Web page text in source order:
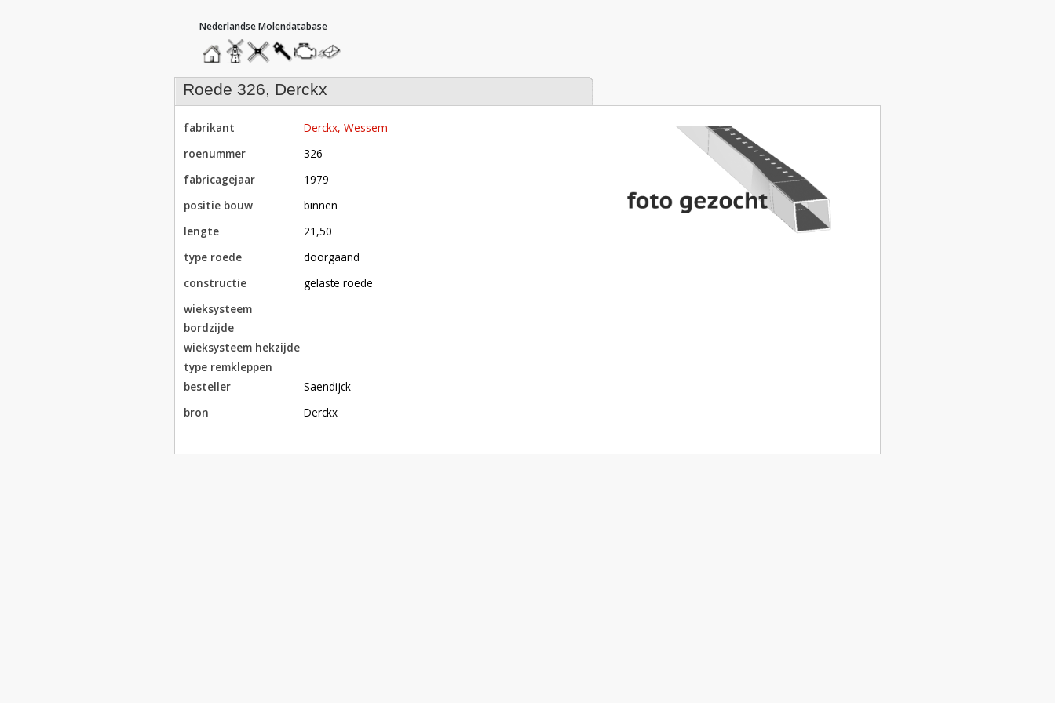
hoofdmenu
homemolendatabase
roedendatabase
assendatabase
motorendatabase
stuur
een
bericht
roede 326, Derckx
fabrikant
Derckx, Wessem
roenummer
326
fabricagejaar
1979
positie bouw
binnen
lengte
21,50
type roede
doorgaand
constructie
gelaste roede
wieksysteem
bordzijde
wieksysteem hekzijde
type remkleppen
besteller
Saendijck
bron